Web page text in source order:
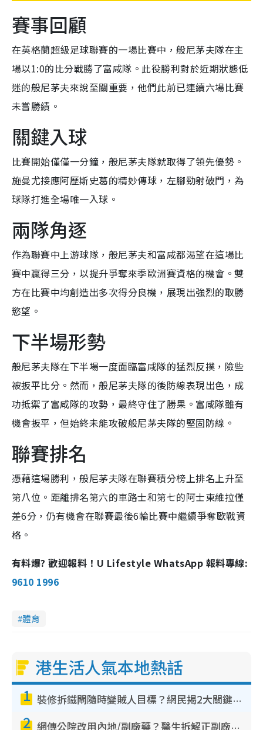
賽事回顧
在英格蘭超級足球聯賽的一場比賽中，般尼茅夫隊在主
場以1:0的比分戰勝了富咸隊。此役勝利對於近期狀態低
迷的般尼茅夫來說至關重要，他們此前已連續六場比賽
未嘗勝績。
關鍵入球
比賽開始僅僅一分鐘，般尼茅夫隊就取得了領先優勢。
施曼尤接應阿歷斯史葛的精妙傳球，左腳勁射破門，為
球隊打進全場唯一入球。
兩隊角逐
作為聯賽中上游球隊，般尼茅夫和富咸都渴望在這場比
賽中贏得三分，以提升爭奪來季歐洲賽資格的機會。雙
方在比賽中均創造出多次得分良機，展現出強烈的取勝
慾望。
下半場形勢
般尼茅夫隊在下半場一度面臨富咸隊的猛烈反撲，險些
被扳平比分。然而，般尼茅夫隊的後防線表現出色，成
功抵禦了富咸隊的攻勢，最終守住了勝果。富咸隊雖有
機會扳平，但始終未能攻破般尼茅夫隊的堅固防線。
聯賽排名
憑藉這場勝利，般尼茅夫隊在聯賽積分榜上排名上升至
第八位。距離排名第六的車路士和第七的阿士東維拉僅
差6分，仍有機會在聯賽最後6輪比賽中繼續爭奪歐戰資
格。
有料爆? 歡迎報料！U Lifestyle WhatsApp 報料專線:
9610 1996
體育
港生活人氣本地熱話
1 裝修拆鐵閘隨時變賊人目標？網民揭2大關鍵用途：裝新式等於白裝？附新舊鐵閘分別
2